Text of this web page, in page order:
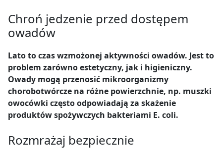
Chroń jedzenie przed dostępem
owadów
Lato to czas wzmożonej aktywności owadów. Jest to
problem zarówno estetyczny, jak i higieniczny.
Owady mogą przenosić mikroorganizmy
chorobotwórcze na różne powierzchnie, np. muszki
owocówki często odpowiadają za skażenie
produktów spożywczych bakteriami E. coli.
Rozmrażaj bezpiecznie